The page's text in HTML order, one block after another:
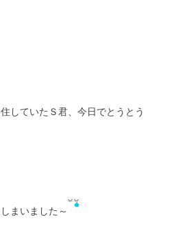
していたＳ君、今日でとうとう
まいました～